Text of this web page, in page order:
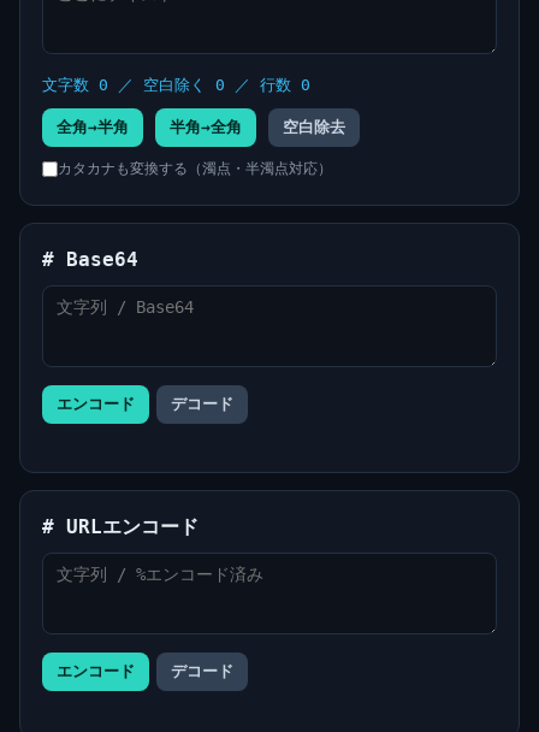
文字数 0 ／ 空白除く 0 ／ 行数 0
全角→半角 半角→全角 空白除去
カタカナも変換する（濁点・半濁点対応）
# Base64
エンコード デコード
# URLエンコード
エンコード デコード